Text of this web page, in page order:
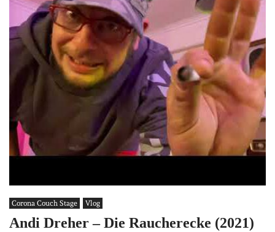
Corona Couch Stage Vlog
Andi Dreher – Die Raucherecke (2021)